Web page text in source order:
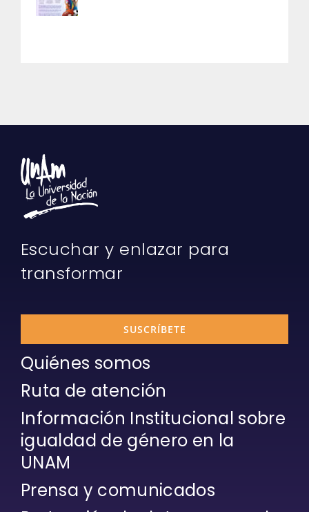
Escuchar y enlazar para
transformar
SUSCRÍBETE
Quiénes somos
Ruta de atención
Información Institucional sobre
igualdad de género en la
UNAM
Prensa y comunicados